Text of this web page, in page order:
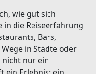
wie gut sich
die Reiseerfahrung
Bars,
in Städte oder
nur ein